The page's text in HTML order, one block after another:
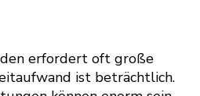
erfordert oft große
ist beträchtlich.